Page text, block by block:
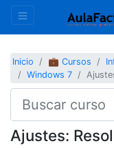
Inicio 💼 Cursos
Windows 7
Ajustes: